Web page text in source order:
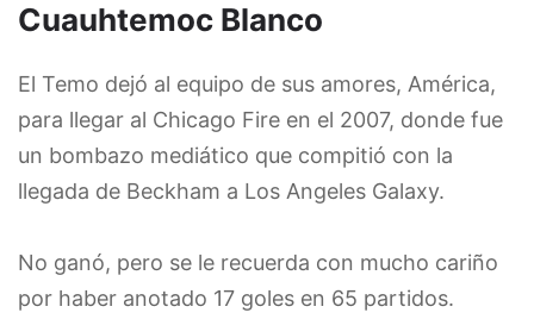
Cuauhtemoc Blanco
El Temo dejó al equipo de sus amores, América,
para llegar al Chicago Fire en el 2007, donde fue
un bombazo mediático que compitió con la
llegada de Beckham a Los Angeles Galaxy.
No ganó, pero se le recuerda con mucho cariño
por haber anotado 17 goles en 65 partidos.